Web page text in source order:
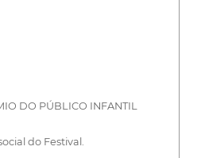
DO PÚBLICO INFANTIL
do Festival.